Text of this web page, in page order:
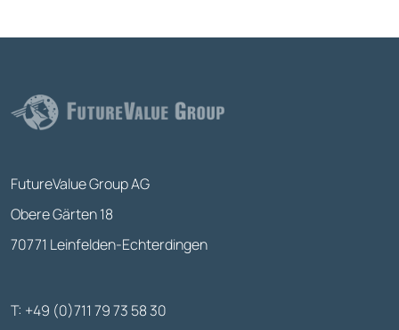
FutureValue Group AG
Obere Gärten 18
70771 Leinfelden-Echterdingen
T: +49 (0)711 79 73 58 30